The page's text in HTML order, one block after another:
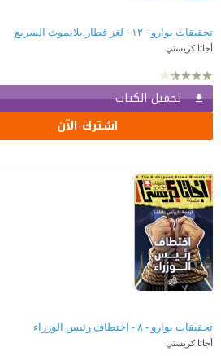
تحقيقات بوارو - ١٢ - لغز قطار بلايموث السريع
أجاثا كريستي
تحميل الكتاب
اشترك الآن
تحقيقات بوارو - ٨ - اختطاف رئيس الوزراء
أجاثا كريستي